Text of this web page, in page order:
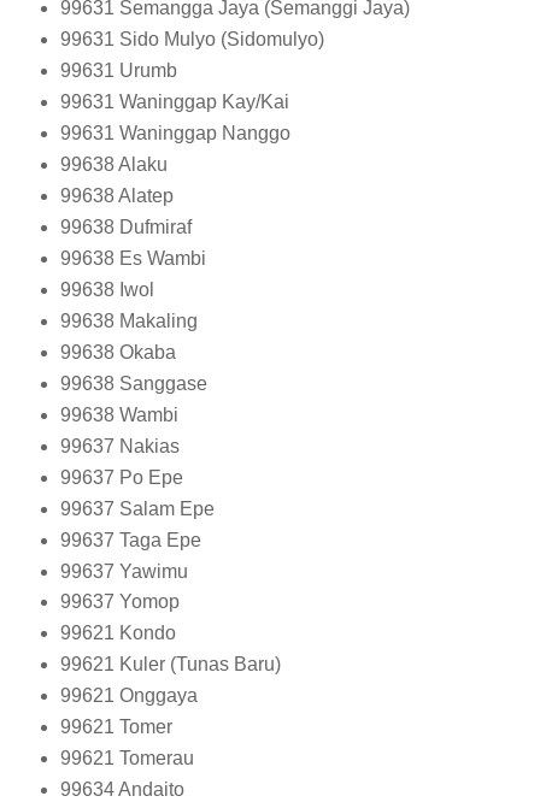
99631 Semangga Jaya (Semanggi Jaya)
99631 Sido Mulyo (Sidomulyo)
99631 Urumb
99631 Waninggap Kay/Kai
99631 Waninggap Nanggo
99638 Alaku
99638 Alatep
99638 Dufmiraf
99638 Es Wambi
99638 Iwol
99638 Makaling
99638 Okaba
99638 Sanggase
99638 Wambi
99637 Nakias
99637 Po Epe
99637 Salam Epe
99637 Taga Epe
99637 Yawimu
99637 Yomop
99621 Kondo
99621 Kuler (Tunas Baru)
99621 Onggaya
99621 Tomer
99621 Tomerau
99634 Andaito